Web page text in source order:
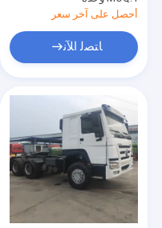
أحصل على آخر سعر
ﺎﺘﺼﻟ ﺍﻶﻧ